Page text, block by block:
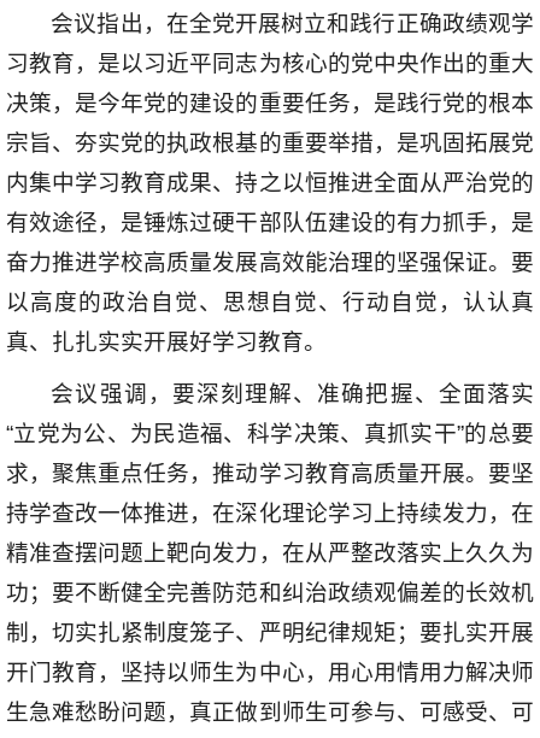
会议指出，在全党开展树立和践行正确政绩观学
习教育，是以习近平同志为核心的党中央作出的重大
决策，是今年党的建设的重要任务，是践行党的根本
宗旨、夯实党的执政根基的重要举措，是巩固拓展党
内集中学习教育成果、持之以恒推进全面从严治党的
有效途径，是锤炼过硬干部队伍建设的有力抓手，是
奋力推进学校高质量发展高效能治理的坚强保证。要
以高度的政治自觉、思想自觉、行动自觉，认认真
真、扎扎实实开展好学习教育。
会议强调，要深刻理解、准确把握、全面落实
“立党为公、为民造福、科学决策、真抓实干”的总要
求，聚焦重点任务，推动学习教育高质量开展。要坚
持学查改一体推进，在深化理论学习上持续发力，在
精准查摆问题上靶向发力，在从严整改落实上久久为
功；要不断健全完善防范和纠治政绩观偏差的长效机
制，切实扎紧制度笼子、严明纪律规矩；要扎实开展
开门教育，坚持以师生为中心，用心用情用力解决师
生急难愁盼问题，真正做到师生可参与、可感受、可